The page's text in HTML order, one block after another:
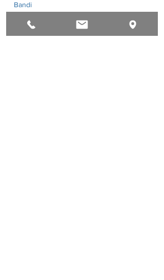
Bandi
Taxi green: oltre 2 milioni di
euro per il rinnovo dei veicoli